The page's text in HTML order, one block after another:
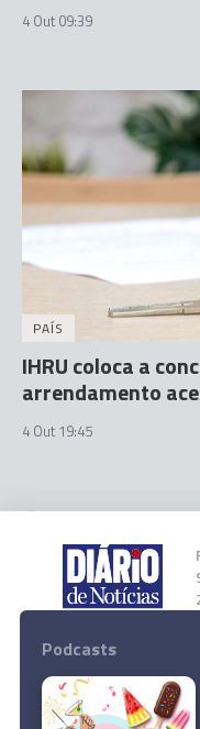
4 Out 09:39
PAÍS
IHRU coloca a
arrendamento
4 Out 19:45
Podcasts